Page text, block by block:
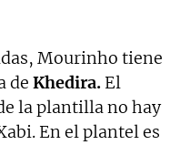
Mourinho tiene
de Khedira. El
la plantilla no hay
En el plantel es